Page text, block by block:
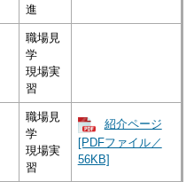
進
職場見
学
現場実
習
職場見
学
現場実
習
紹介ページ
[PDFファイル／
56KB]